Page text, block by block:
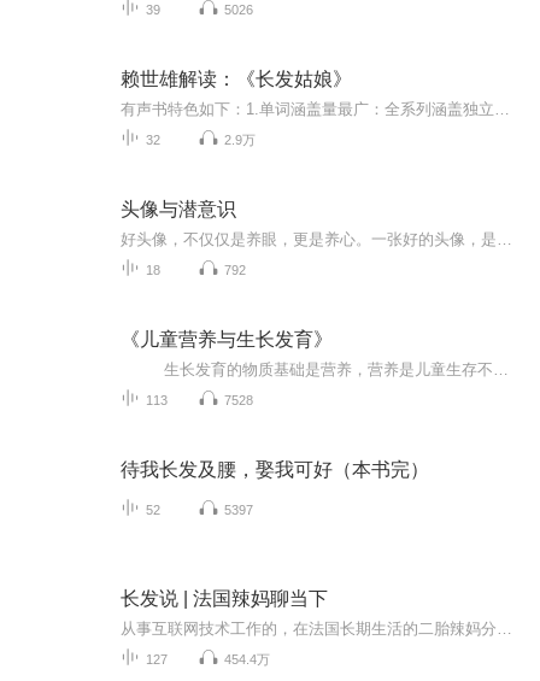
39 5026
赖世雄解读：《长发姑娘》
32 2.9万
头像与潜意识
18 792
《儿童营养与生长发育》
113 7528
待我长发及腰，娶我可好（本书完）
52 5397
长发说 | 法国辣妈聊当下
127 454.4万